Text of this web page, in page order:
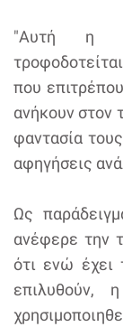
"Αυτή η
που
ανήκουν στον
φαντασία
αφηγήσεις
Ως
ανέφερε την
ότι ενώ έχει
επιλυθούν,